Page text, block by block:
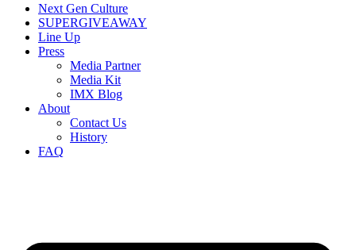
Next Gen Culture
SUPERGIVEAWAY
Line Up
Press
Media Partner
Media Kit
IMX Blog
About
Contact Us
History
FAQ